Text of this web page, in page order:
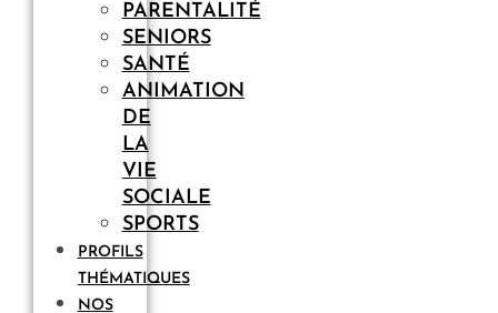
PARENTALITÉ
SENIORS
SANTÉ
ANIMATION
DE
LA
VIE
SOCIALE
SPORTS
PROFILS
THÉMATIQUES
NOS